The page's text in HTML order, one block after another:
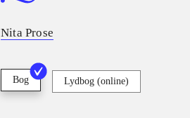
Nita Prose
Bog Lydbog (online)